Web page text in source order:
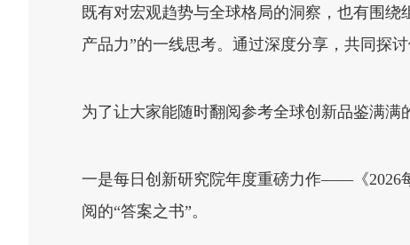
既有对宏观趋势与全球格局的洞察，也有围
产品力”的一线思考。通过深度分享，共同探
为了让大家能随时翻阅参考全球创新品鉴满满
一是每日创新研究院年度重磅力作——《2026
阅的“答案之书”。